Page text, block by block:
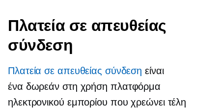
Πλατεία σε απευθείας
σύνδεση
Πλατεία σε απευθείας σύνδεση είναι
ένα δωρεάν στη χρήση πλατφόρμα
ηλεκτρονικού εμπορίου που χρεώνει τέλη